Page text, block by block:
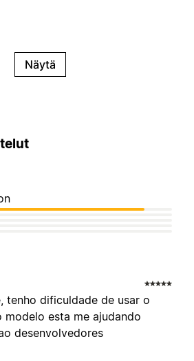
Näytä
tenho dificuldade de usar o
modelo esta me ajudando
desenvolvedores